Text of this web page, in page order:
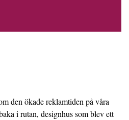
den ökade reklamtiden på våra
i rutan, designhus som blev ett